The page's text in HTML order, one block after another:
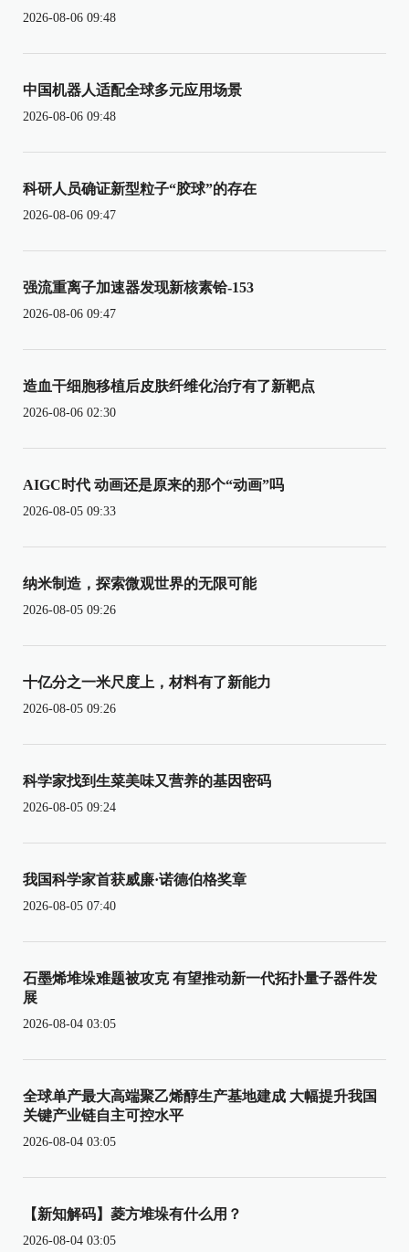
2026-08-06 09:48
中国机器人适配全球多元应用场景
2026-08-06 09:48
科研人员确证新型粒子“胶球”的存在
2026-08-06 09:47
强流重离子加速器发现新核素铪-153
2026-08-06 09:47
造血干细胞移植后皮肤纤维化治疗有了新靶点
2026-08-06 02:30
AIGC时代 动画还是原来的那个“动画”吗
2026-08-05 09:33
纳米制造，探索微观世界的无限可能
2026-08-05 09:26
十亿分之一米尺度上，材料有了新能力
2026-08-05 09:26
科学家找到生菜美味又营养的基因密码
2026-08-05 09:24
我国科学家首获威廉·诺德伯格奖章
2026-08-05 07:40
石墨烯堆垛难题被攻克 有望推动新一代拓扑量子器件发
展
2026-08-04 03:05
全球单产最大高端聚乙烯醇生产基地建成 大幅提升我国
关键产业链自主可控水平
2026-08-04 03:05
【新知解码】菱方堆垛有什么用？
2026-08-04 03:05